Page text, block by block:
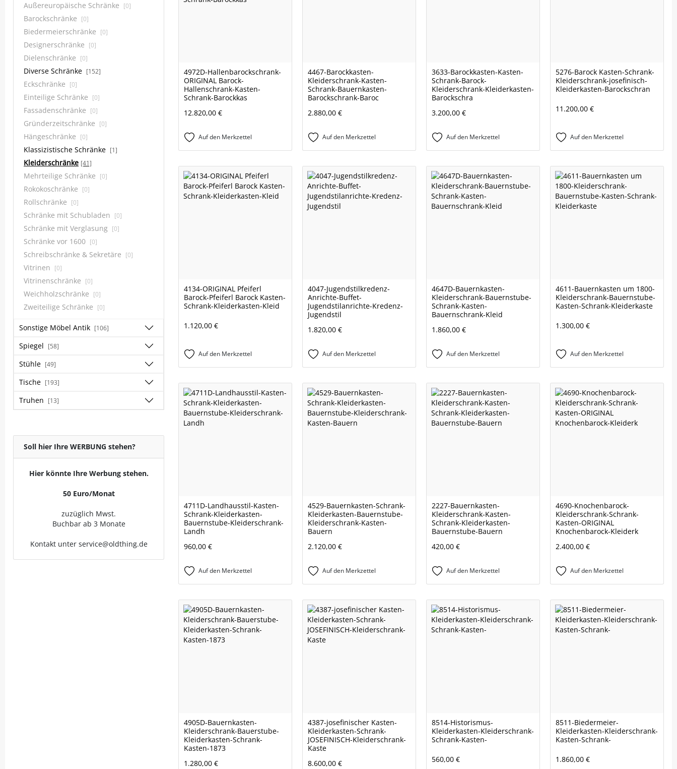
Außereuropäische Schränke [0]
Barockschränke [0]
Biedermeierschränke [0]
Designerschränke [0]
Dielenschränke [0]
Diverse Schränke [152]
Eckschränke [0]
Einteilige Schränke [0]
Fassadenschränke [0]
Gründerzeitschränke [0]
Hängeschränke [0]
Klassizistische Schränke [1]
Kleiderschränke [41]
Mehrteilige Schränke [0]
Rokokoschränke [0]
Rollschränke [0]
Schränke mit Schubladen [0]
Schränke mit Verglasung [0]
Schränke vor 1600 [0]
Schreibschränke & Sekretäre [0]
Vitrinen [0]
Vitrinenschränke [0]
Weichholzschränke [0]
Zweiteilige Schränke [0]
Sonstige Möbel Antik [106]
Spiegel [58]
Stühle [49]
Tische [193]
Truhen [13]
Soll hier Ihre WERBUNG stehen?
Hier könnte Ihre Werbung stehen.
50 Euro/Monat
zuzüglich Mwst.
Buchbar ab 3 Monate
Kontakt unter service@oldthing.de
4972D-Hallenbarockschrank-
ORIGINAL Barock-
Hallenschrank-Kasten-
Schrank-Barockkas
12.820,00 €
Auf den Merkzettel
4467-Barockkasten-
Kleiderschrank-Kasten-
Schrank-Bauernkasten-
Barockschrank-Baroc
2.880,00 €
Auf den Merkzettel
3633-Barockkasten-Kasten-
Schrank-Barock-
Kleiderschrank-Kleiderkasten-
Barockschra
3.200,00 €
Auf den Merkzettel
5276-Barock Kasten-Schrank-
Kleiderschrank-josefinisch-
Kleiderkasten-Barockschran
11.200,00 €
Auf den Merkzettel
4134-ORIGINAL Pfeiferl
Barock-Pfeiferl Barock Kasten-
Schrank-Kleiderkasten-Kleid
1.120,00 €
Auf den Merkzettel
4047-Jugendstilkredenz-
Anrichte-Buffet-
Jugendstilanrichte-Kredenz-
Jugendstil
1.820,00 €
Auf den Merkzettel
4647D-Bauernkasten-
Kleiderschrank-Bauernstube-
Schrank-Kasten-
Bauernschrank-Kleid
1.860,00 €
Auf den Merkzettel
4611-Bauernkasten um 1800-
Kleiderschrank-Bauernstube-
Kasten-Schrank-Kleiderkaste
1.300,00 €
Auf den Merkzettel
4711D-Landhausstil-Kasten-
Schrank-Kleiderkasten-
Bauernstube-Kleiderschrank-
Landh
960,00 €
Auf den Merkzettel
4529-Bauernkasten-Schrank-
Kleiderkasten-Bauernstube-
Kleiderschrank-Kasten-
Bauern
2.120,00 €
Auf den Merkzettel
2227-Bauernkasten-
Kleiderschrank-Kasten-
Schrank-Kleiderkasten-
Bauernstube-Bauern
420,00 €
Auf den Merkzettel
4690-Knochenbarock-
Kleiderschrank-Schrank-
Kasten-ORIGINAL
Knochenbarock-Kleiderk
2.400,00 €
Auf den Merkzettel
4905D-Bauernkasten-
Kleiderschrank-Bauerstube-
Kleiderkasten-Schrank-
Kasten-1873
1.280,00 €
4387-josefinischer Kasten-
Kleiderkasten-Schrank-
JOSEFINISCH-Kleiderschrank-
Kaste
8.600,00 €
8514-Historismus-
Kleiderkasten-Kleiderschrank-
Schrank-Kasten-
560,00 €
8511-Biedermeier-
Kleiderkasten-Kleiderschrank-
Kasten-Schrank-
1.860,00 €